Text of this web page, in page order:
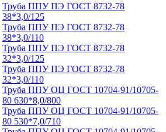
Труба ППУ ПЭ ГОСТ 8732-78
38*3,0/125
Труба ППУ ПЭ ГОСТ 8732-78
38*3,0/110
Труба ППУ ПЭ ГОСТ 8732-78
32*3,0/125
Труба ППУ ПЭ ГОСТ 8732-78
32*3,0/110
Труба ППУ ОЦ ГОСТ 10704-91/10705-
80 630*8,0/800
Труба ППУ ОЦ ГОСТ 10704-91/10705-
80 530*7,0/710